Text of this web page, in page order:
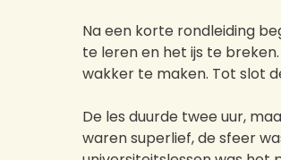
Na een korte rondleiding
te leren en het ijs te
wakker te maken. Tot slot
De les duurde twee uur,
waren superlief, de sfeer